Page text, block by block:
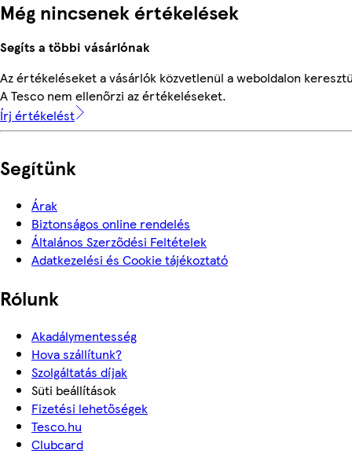
Még nincsenek értékelések
Segíts a többi vásárlónak
Az értékeléseket a vásárlók közvetlenül a weboldalon
A Tesco nem ellenőrzi az értékeléseket.
Írj értékelést
Segítünk
Árak
Biztonságos online rendelés
Általános Szerződési Feltételek
Adatkezelési és Cookie tájékoztató
Rólunk
Akadálymentesség
Hova szállítunk?
Szolgáltatás díjak
Süti beállítások
Fizetési lehetőségek
Tesco.hu
Clubcard